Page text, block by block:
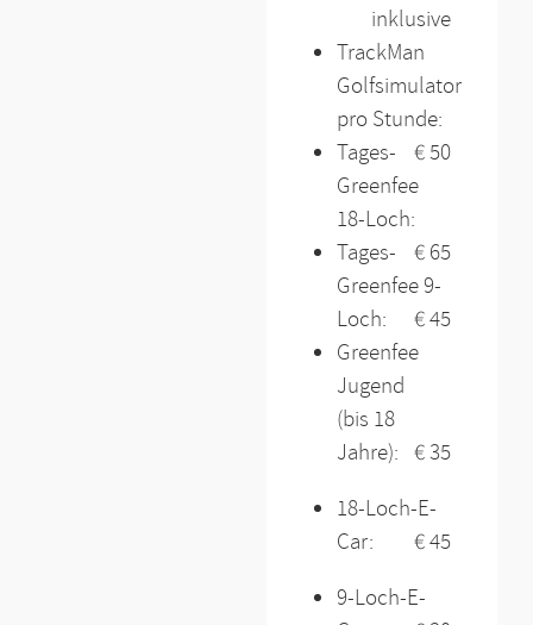
inklusive
TrackMan
Golfsimulator
pro Stunde:
€ 50
Tages-
Greenfee
18-Loch:
€ 65
Tages-
Greenfee 9-
Loch:
€ 45
Greenfee
Jugend
(bis 18
Jahre): € 35
18-Loch-E-
Car:
€ 45
9-Loch-E-